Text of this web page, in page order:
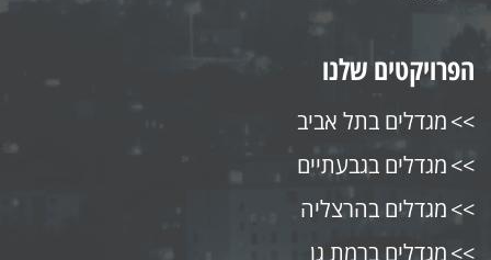
הפרויקטים שלנו
מגדלים בתל אביב
מגדלים בגבעתיים
מגדלים בהרצליה
מגדלים ברמת גן